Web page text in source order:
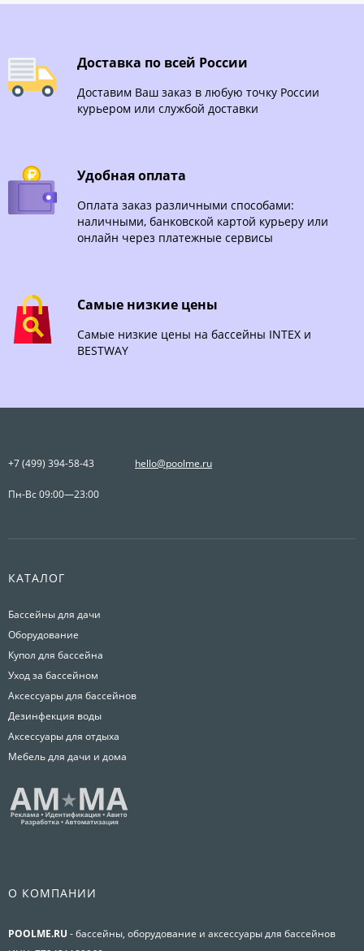
Доставка по всей России
Доставим Ваш заказ в любую точку России
курьером или службой доставки
Удобная оплата
Оплата заказ различными способами:
наличными, банковской картой курьеру или
онлайн через платежные сервисы
Самые низкие цены
Самые низкие цены на бассейны INTEX и
BESTWAY
+7 (499) 394-58-43 hello@poolme.ru
Пн-Вс 09:00—23:00
КАТАЛОГ
Бассейны для дачи
Оборудование
Купол для бассейна
Уход за бассейном
Аксессуары для бассейнов
Дезинфекция воды
Аксессуары для отдыха
Мебель для дачи и дома
О КОМПАНИИ
POOLME.RU - бассейны, оборудование и аксессуары для бассейнов